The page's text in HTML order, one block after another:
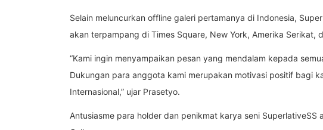
Selain meluncurkan offline galeri pertamanya di Indonesia,
akan terpampang di Times Square, New York, Amerika Serikat,
“Kami ingin menyampaikan pesan yang mendalam kepada
Dukungan para anggota kami merupakan motivasi positif bagi
Internasional,” ujar Prasetyo.
Antusiasme para holder dan penikmat karya seni